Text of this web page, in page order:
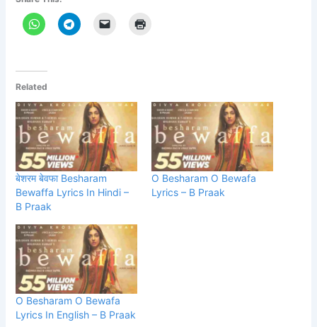
Related
बेशरम बेवफा Besharam
Bewaffa Lyrics In Hindi –
B Praak
O Besharam O Bewafa
Lyrics – B Praak
O Besharam O Bewafa
Lyrics In English – B Praak